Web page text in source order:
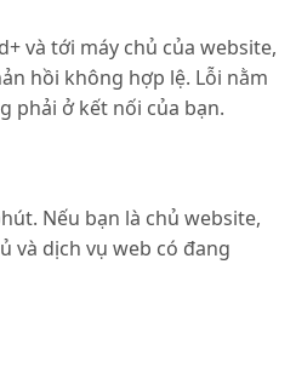
và tới máy chủ của website,
hồi không hợp lệ. Lỗi nằm
phải ở kết nối của bạn.
Nếu bạn là chủ website,
và dịch vụ web có đang